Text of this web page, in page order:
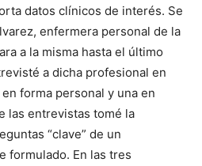
datos clínicos de interés. Se
enfermera personal de la
a la misma hasta el último
a dicha profesional en
forma personal y una en
las entrevistas tomé la
“clave” de un
formulado. En las tres